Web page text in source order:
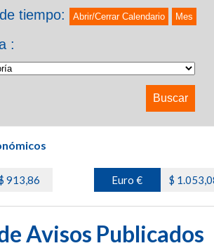
tiempo:
Abrir/Cerrar Calendario Mes
:
913,86 Euro € $
Avisos Publicados